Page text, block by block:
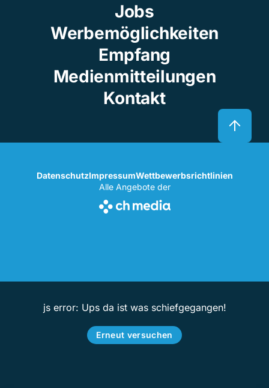
Jobs
Werbemöglichkeiten
Empfang
Medienmitteilungen
Kontakt
DatenschutzImpressumWettbewerbsrichtlinien
Alle Angebote der
js error: Ups da ist was schiefgegangen!
Erneut versuchen